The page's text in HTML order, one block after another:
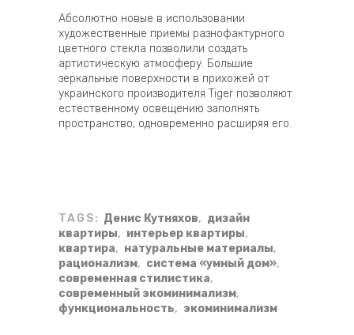
Абсолютно новые в использовании
художественные приемы разнофактурного
цветного стекла позволили создать
артистическую атмосферу. Большие
зеркальные поверхности в прихожей от
украинского производителя Tiger позволяют
естественному освещению заполнять
пространство, одновременно расширяя его.
TAGS: Денис Кутняхов, дизайн
квартиры, интерьер квартиры,
квартира, натуральные материалы,
рационализм, система «умный дом»,
современная стилистика,
современный экоминимализм,
функциональность, экоминимализм